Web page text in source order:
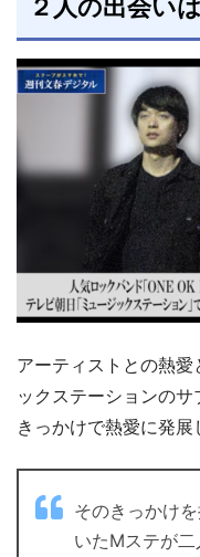
アーティストとの熱
ックステーションの
きっかけで熱愛に発展
そのきっかけ
いたMステが